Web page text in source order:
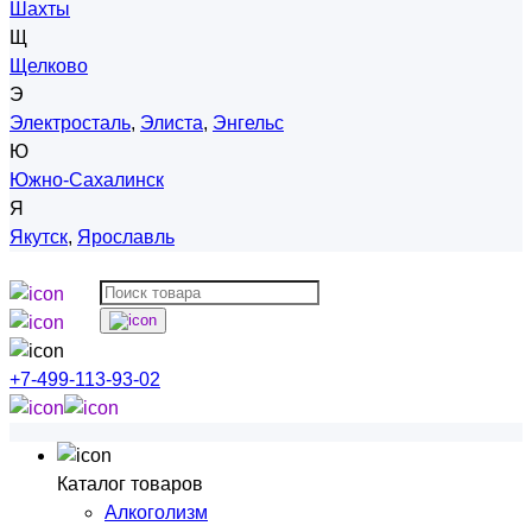
Шахты
Щ
Щелково
Э
Электросталь, Элиста, Энгельс
Ю
Южно-Сахалинск
Я
Якутск, Ярославль
+7-499-113-93-02
Каталог товаров
Алкоголизм